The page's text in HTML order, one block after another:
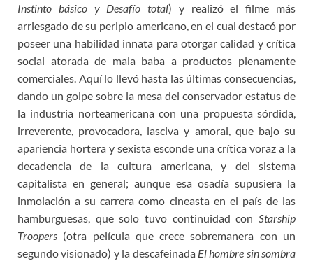
Instinto básico y Desafío total) y realizó el filme más
arriesgado de su periplo americano, en el cual destacó por
poseer una habilidad innata para otorgar calidad y crítica
social atorada de mala baba a productos plenamente
comerciales. Aquí lo llevó hasta las últimas consecuencias,
dando un golpe sobre la mesa del conservador estatus de
la industria norteamericana con una propuesta sórdida,
irreverente, provocadora, lasciva y amoral, que bajo su
apariencia hortera y sexista esconde una crítica voraz a la
decadencia de la cultura americana, y del sistema
capitalista en general; aunque esa osadía supusiera la
inmolación a su carrera como cineasta en el país de las
hamburguesas, que solo tuvo continuidad con Starship
Troopers (otra película que crece sobremanera con un
segundo visionado) y la descafeinada El hombre sin sombra